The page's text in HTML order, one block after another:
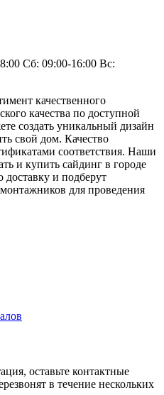
Сб: 09:00-16:00 Вс:
качественного
качества по доступной
создать уникальный дизайн
свой дом. Качество
соответствия. Наши
и купить сайдинг в городе
и подберут
для проведения
оставьте контактные
в течение нескольких